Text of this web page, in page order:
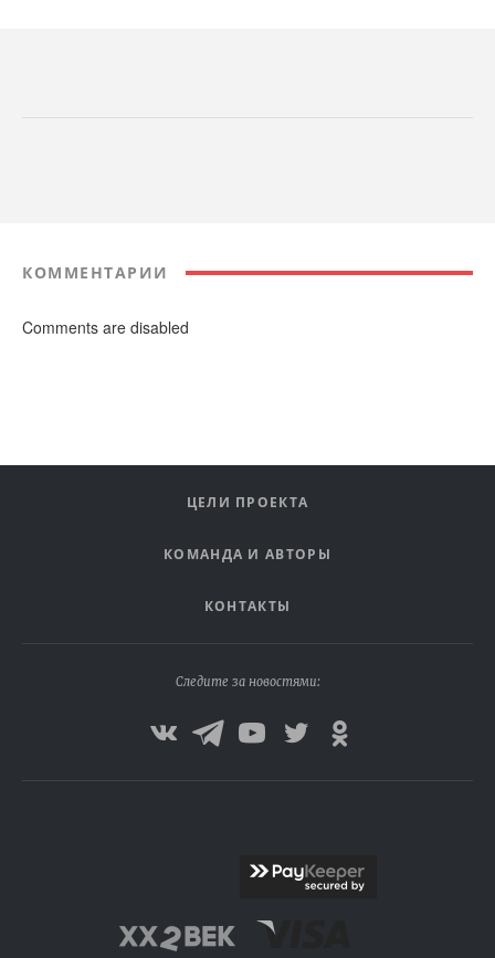
КОММЕНТАРИИ
Comments are disabled
ЦЕЛИ ПРОЕКТА
КОМАНДА И АВТОРЫ
КОНТАКТЫ
Следите за новостями: